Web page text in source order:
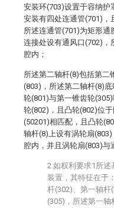
安装环(703)设置于容纳护
安装有四处连通管(701)，
所述连通管(701)为矩形通
连接处设有通风口(702)，
腔内；
所述第二轴杆(8)包括第二
(803)，所述第二轴杆(8)
轮(801)与第一锥齿轮
轮(802)，且凸轮(802)位
(50201)相匹配，且凸轮
轴杆(8)上设有涡轮扇
腔内，并且涡轮扇(803)与
2.如权利要求1所
装置，其特征在于
杆(302)、第一轴杆
(305)，所述第一